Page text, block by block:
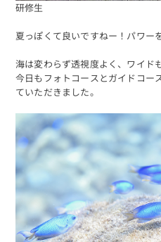
研修生
夏っぽくて良いですねー！パワー
海は変わらず透視度よく、ワイド
今日もフォトコースとガイドコー
ていただきました。